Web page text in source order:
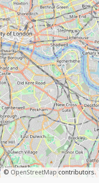
©OpenStreetMapcontributors.